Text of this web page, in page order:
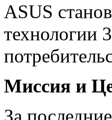
ASUS
технологии
Миссия и
За